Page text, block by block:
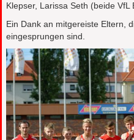
Klepser, Larissa Seth (beide VfL
Ein Dank an mitgereiste Eltern,
eingesprungen sind.